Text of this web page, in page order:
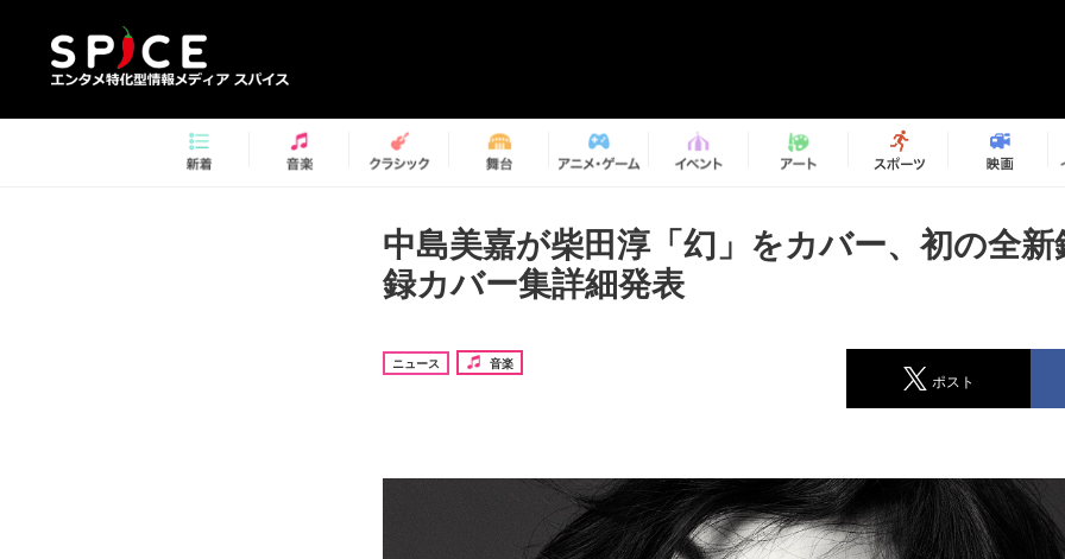
中島美嘉が柴田淳「幻」をカバー、初の全
録カバー集詳細発表
ニュース 音楽
ポスト